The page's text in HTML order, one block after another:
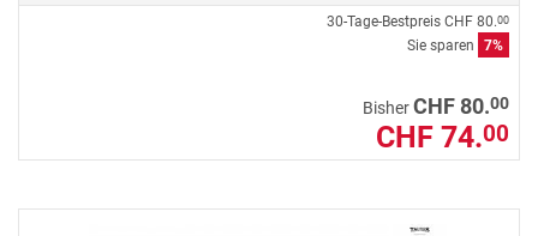
30-Tage-Bestpreis CHF 80.00
Sie sparen 7%
BisherCHF 80.00
CHF 74.00